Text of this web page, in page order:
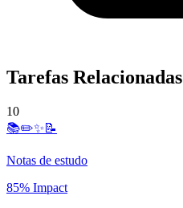
Tarefas Relacionadas
10
📚✏️✨📝
Notas de estudo
85% Impact